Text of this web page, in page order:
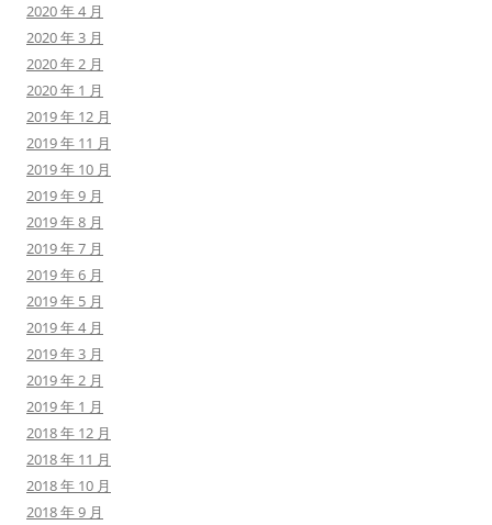
2020 年 4 月
2020 年 3 月
2020 年 2 月
2020 年 1 月
2019 年 12 月
2019 年 11 月
2019 年 10 月
2019 年 9 月
2019 年 8 月
2019 年 7 月
2019 年 6 月
2019 年 5 月
2019 年 4 月
2019 年 3 月
2019 年 2 月
2019 年 1 月
2018 年 12 月
2018 年 11 月
2018 年 10 月
2018 年 9 月